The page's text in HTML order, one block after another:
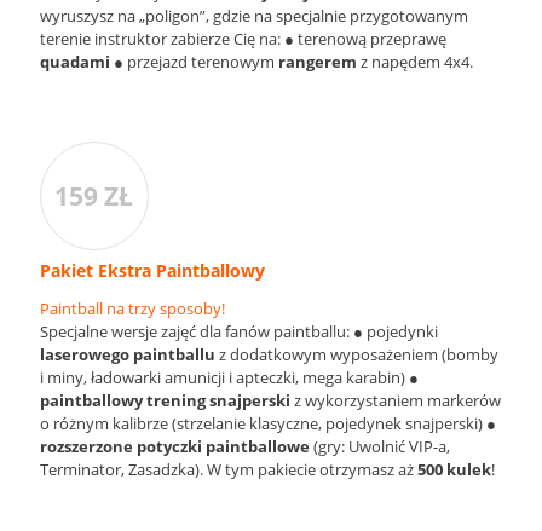
wyruszysz na „poligon”, gdzie na specjalnie przygotowanym
terenie instruktor zabierze Cię na: ● terenową przeprawę
quadami ● przejazd terenowym rangerem z napędem 4x4.
159 ZŁ
Pakiet Ekstra Paintballowy
Paintball na trzy sposoby!
Specjalne wersje zajęć dla fanów paintballu: ● pojedynki
laserowego paintballu z dodatkowym wyposażeniem (bomby
i miny, ładowarki amunicji i apteczki, mega karabin) ●
paintballowy trening snajperski z wykorzystaniem markerów
o różnym kalibrze (strzelanie klasyczne, pojedynek snajperski) ●
rozszerzone potyczki paintballowe (gry: Uwolnić VIP-a,
Terminator, Zasadzka). W tym pakiecie otrzymasz aż500 kulek!